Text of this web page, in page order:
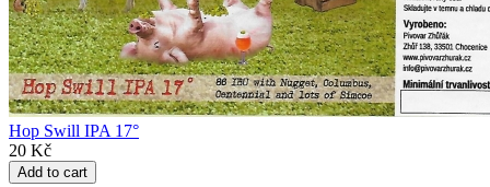
Hop Swill IPA 17°
20 Kč